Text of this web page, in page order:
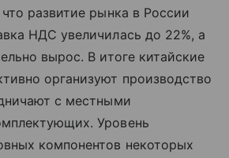
развитие рынка в России
НДС увеличилась до 22%, а
вырос. В итоге китайские
организуют производство
с местными
Уровень
компонентов некоторых